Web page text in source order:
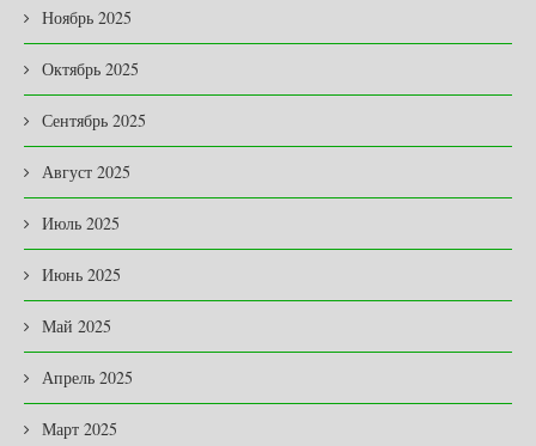
Ноябрь 2025
Октябрь 2025
Сентябрь 2025
Август 2025
Июль 2025
Июнь 2025
Май 2025
Апрель 2025
Март 2025